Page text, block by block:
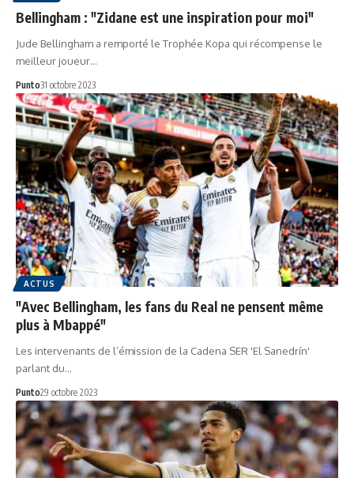
Bellingham : "Zidane est une inspiration pour moi"
Jude Bellingham a remporté le Trophée Kopa qui récompense le
meilleur joueur…
Punto31 octobre 2023
ACTUS
"Avec Bellingham, les fans du Real ne pensent même
plus à Mbappé"
Les intervenants de l’émission de la Cadena SER 'El Sanedrín'
parlant du…
Punto29 octobre 2023